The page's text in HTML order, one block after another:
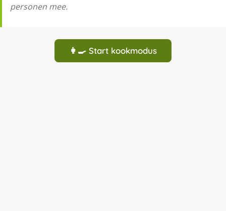
personen mee.
👩‍🍳 Start kookmodus